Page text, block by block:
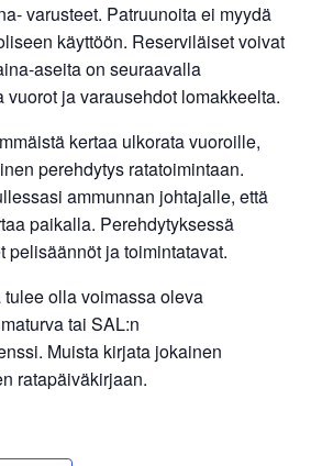
varusteet. Patruunoita ei myydä
käyttöön. Reserviläiset voivat
aseita on seuraavalla
vuorot ja varausehdot lomakkeelta.
kertaa ulkorata vuoroille,
perehdytys ratatoimintaan.
ammunnan johtajalle, että
paikalla. Perehdytyksessä
pelisäännöt ja toimintatavat.
olla voimassa oleva
tai SAL:n
Muista kirjata jokainen
ratapäiväkirjaan.